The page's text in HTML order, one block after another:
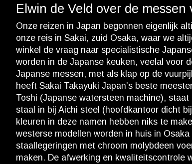
Elwin de Veld over de messen
Onze reizen in Japan begonnen eigenlijk
onze reis in Sakai, zuid Osaka, waar we
winkel de vraag naar specialistische
worden in de Japanse keuken, veelal voor
Japanse messen, met als klap op de
heeft Sakai Takayuki Japan’s beste
Toshi (Japanse watersteen machine),
staal in bij Aichi steel (hoofdkantoor dicht
kleuren in deze namen hebben niks te
westerse modellen worden in huis in
staallegeringen met chroom molybdeen
maken. De afwerking en kwaliteitscontrole